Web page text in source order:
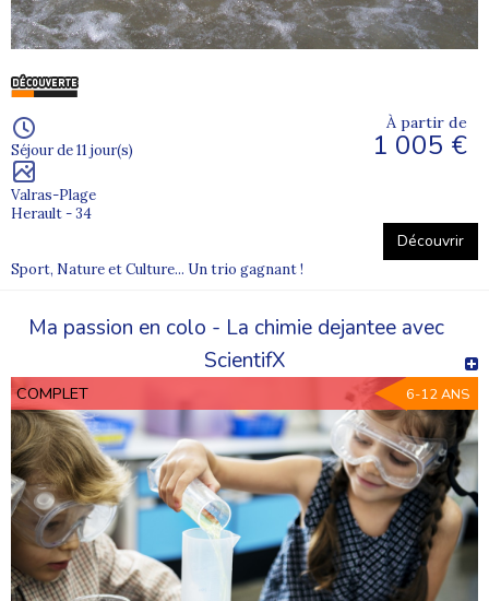
Séjour de 11 jour(s)
Valras-Plage
Herault - 34
À partir de
1 005 €
Découvrir
Sport, Nature et Culture... Un trio gagnant !
Ma passion en colo - La chimie dejantee avec
ScientifX
COMPLET 6-12 ANS